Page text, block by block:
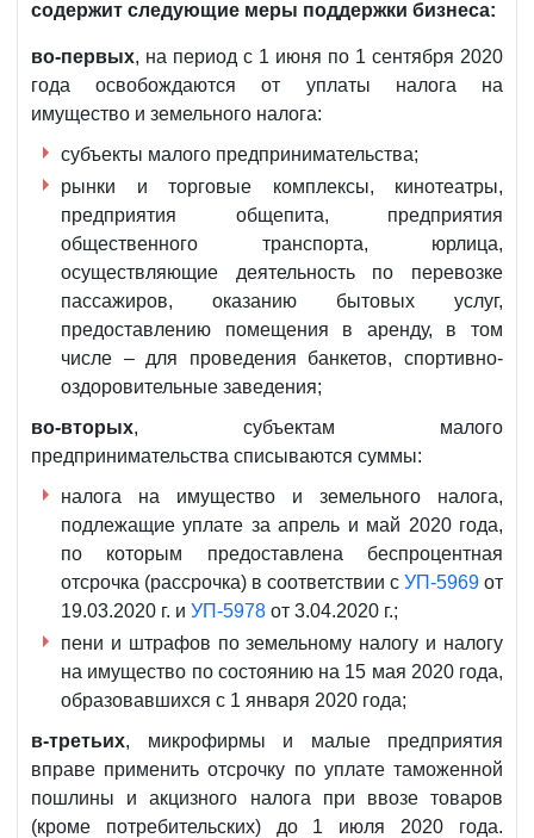
содержит следующие меры поддержки бизнеса:
во-первых, на период с 1 июня по 1 сентября 2020
года освобождаются от уплаты налога на
имущество и земельного налога:
субъекты малого предпринимательства;
рынки и торговые комплексы, кинотеатры,
предприятия общепита, предприятия
общественного транспорта, юрлица,
осуществляющие деятельность по перевозке
пассажиров, оказанию бытовых услуг,
предоставлению помещения в аренду, в том
числе – для проведения банкетов, спортивно-
оздоровительные заведения;
во-вторых, субъектам малого
предпринимательства списываются суммы:
налога на имущество и земельного налога,
подлежащие уплате за апрель и май 2020 года,
по которым предоставлена беспроцентная
отсрочка (рассрочка) в соответствии с УП-5969 от
19.03.2020 г. и УП-5978 от 3.04.2020 г.;
пени и штрафов по земельному налогу и налогу
на имущество по состоянию на 15 мая 2020 года,
образовавшихся с 1 января 2020 года;
в-третьих, микрофирмы и малые предприятия
вправе применить отсрочку по уплате таможенной
пошлины и акцизного налога при ввозе товаров
(кроме потребительских) до 1 июля 2020 года.